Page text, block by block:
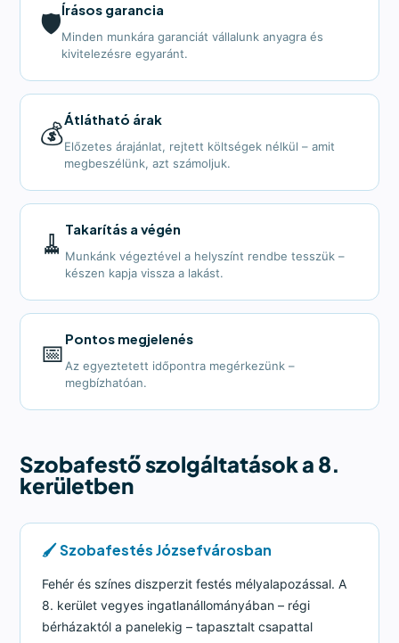
🛡️Írásos garancia
Minden munkára garanciát vállalunk anyagra és
kivitelezésre egyaránt.
💰Átlátható árak
Előzetes árajánlat, rejtett költségek nélkül – amit
megbeszélünk, azt számoljuk.
🧹 Takarítás a végén
Munkánk végeztével a helyszínt rendbe tesszük –
készen kapja vissza a lakást.
📅 Pontos megjelenés
Az egyeztetett időpontra megérkezünk –
megbízhatóan.
Szobafestő szolgáltatások a 8.
kerületben
🖌️ Szobafestés Józsefvárosban
Fehér és színes diszperzit festés mélyalapozással. A
8. kerület vegyes ingatlanállományában – régi
bérházaktól a panelekig – tapasztalt csapattal